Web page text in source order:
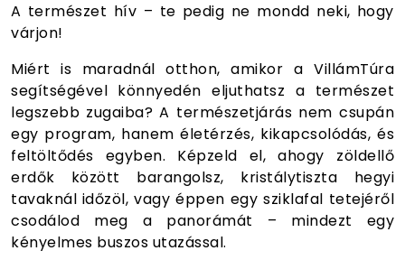
A természet hív – te pedig ne mondd neki, hogy
várjon!
Miért is maradnál otthon, amikor a VillámTúra
segítségével könnyedén eljuthatsz a természet
legszebb zugaiba? A természetjárás nem csupán
egy program, hanem életérzés, kikapcsolódás, és
feltöltődés egyben. Képzeld el, ahogy zöldellő
erdők között barangolsz, kristálytiszta hegyi
tavaknál időzöl, vagy éppen egy sziklafal tetejéről
csodálod meg a panorámát – mindezt egy
kényelmes buszos utazással.